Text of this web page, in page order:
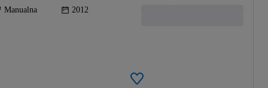
Manualna 2012